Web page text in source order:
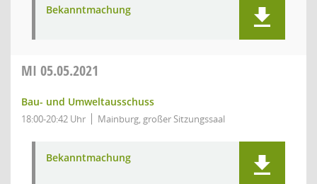
Bekanntmachung
MI 05.05.2021
Bau- und Umweltausschuss
18:00-20:42 Uhr Mainburg, großer Sitzungssaal
Bekanntmachung